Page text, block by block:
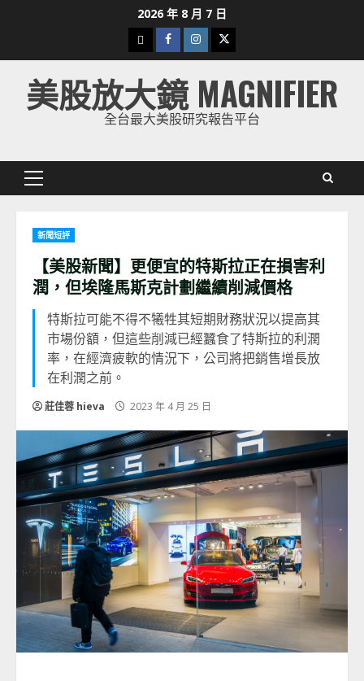
2026 年 8 月 7 日
下
載
美
股
Facebook
Instagram
Twitter
美股放大鏡 MAGNIFIER
全台最大美股研究報告平台
Primary
新聞短評
【美股新聞】更便宜的特斯拉正在損害利
潤，但埃隆馬斯克計劃繼續削減價格
特斯拉可能不得不犧牲其短期財務狀況以提高其
市場份額，但這些削減已經蠶食了特斯拉的利潤
率，在經濟疲軟的情況下，公司將把銷售增長放
在利潤之前。
莊佳蓉 hieva 2023 年 4 月 25 日